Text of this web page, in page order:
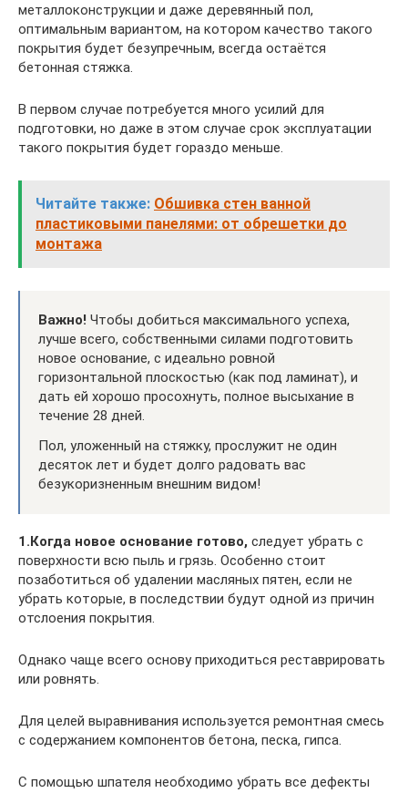
металлоконструкции и даже деревянный пол,
оптимальным вариантом, на котором качество такого
покрытия будет безупречным, всегда остаётся
бетонная стяжка.
В первом случае потребуется много усилий для
подготовки, но даже в этом случае срок эксплуатации
такого покрытия будет гораздо меньше.
Читайте также: Обшивка стен ванной
пластиковыми панелями: от обрешетки до
монтажа
Важно! Чтобы добиться максимального успеха,
лучше всего, собственными силами подготовить
новое основание, с идеально ровной
горизонтальной плоскостью (как под ламинат), и
дать ей хорошо просохнуть, полное высыхание в
течение 28 дней.
Пол, уложенный на стяжку, прослужит не один
десяток лет и будет долго радовать вас
безукоризненным внешним видом!
1.Когда новое основание готово, следует убрать с
поверхности всю пыль и грязь. Особенно стоит
позаботиться об удалении масляных пятен, если не
убрать которые, в последствии будут одной из причин
отслоения покрытия.
Однако чаще всего основу приходиться реставрировать
или ровнять.
Для целей выравнивания используется ремонтная смесь
с содержанием компонентов бетона, песка, гипса.
С помощью шпателя необходимо убрать все дефекты